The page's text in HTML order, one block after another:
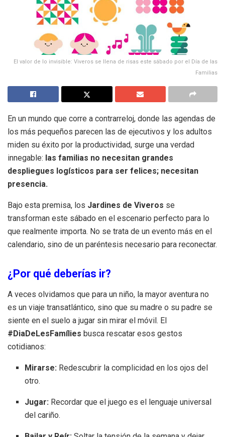
El valor de lo invisible: Viveros se llena de risas este sábado por el Día de las
Familias
En un mundo que corre a contrarreloj, donde las agendas de
los más pequeños parecen las de ejecutivos y los adultos
miden su éxito por la productividad, surge una verdad
innegable: las familias no necesitan grandes
despliegues logísticos para ser felices; necesitan
presencia.
Bajo esta premisa, los Jardines de Viveros se
transforman este sábado en el escenario perfecto para lo
que realmente importa. No se trata de un evento más en el
calendario, sino de un paréntesis necesario para reconectar.
¿Por qué deberías ir?
A veces olvidamos que para un niño, la mayor aventura no
es un viaje transatlántico, sino que su madre o su padre se
siente en el suelo a jugar sin mirar el móvil. El
#DiaDeLesFamílies busca rescatar esos gestos
cotidianos:
Mirarse: Redescubrir la complicidad en los ojos del
otro.
Jugar: Recordar que el juego es el lenguaje universal
del cariño.